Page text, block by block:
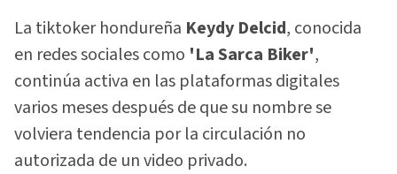
La tiktoker hondureña Keydy Delcid, conocida
en redes sociales como 'La Sarca Biker',
continúa activa en las plataformas digitales
varios meses después de que su nombre se
volviera tendencia por la circulación no
autorizada de un video privado.